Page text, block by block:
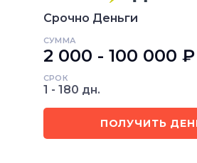
Срочно Деньги
СУММА
2 000 - 100 000 ₽
СРОК
1 - 180 дн.
ПОЛУЧИТЬ